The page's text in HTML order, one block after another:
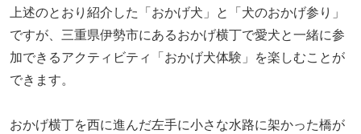
上述のとおり紹介した「おかげ犬」と「犬のおかげ参り」
ですが、三重県伊勢市にあるおかげ横丁で愛犬と一緒に参
加できるアクティビティ「おかげ犬体験」を楽しむことが
できます。
おかげ横丁を西に進んだ左手に小さな水路に架かった橋が